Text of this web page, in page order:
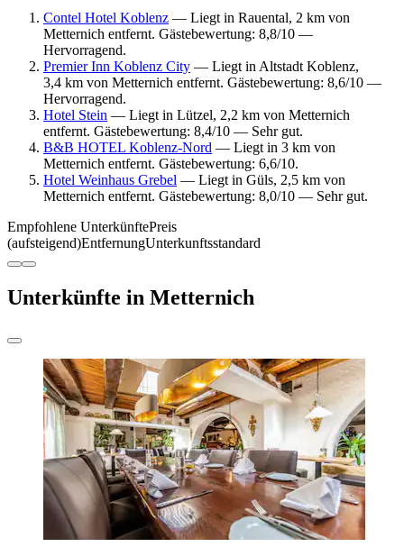
Contel Hotel Koblenz — Liegt in Rauental, 2 km von
Metternich entfernt. Gästebewertung: 8,8/10 —
Hervorragend.
Premier Inn Koblenz City — Liegt in Altstadt Koblenz,
3,4 km von Metternich entfernt. Gästebewertung: 8,6/10 —
Hervorragend.
Hotel Stein — Liegt in Lützel, 2,2 km von Metternich
entfernt. Gästebewertung: 8,4/10 — Sehr gut.
B&B HOTEL Koblenz-Nord — Liegt in 3 km von
Metternich entfernt. Gästebewertung: 6,6/10.
Hotel Weinhaus Grebel — Liegt in Güls, 2,5 km von
Metternich entfernt. Gästebewertung: 8,0/10 — Sehr gut.
Empfohlene UnterkünftePreis
(aufsteigend)EntfernungUnterkunftsstandard
Unterkünfte in Metternich